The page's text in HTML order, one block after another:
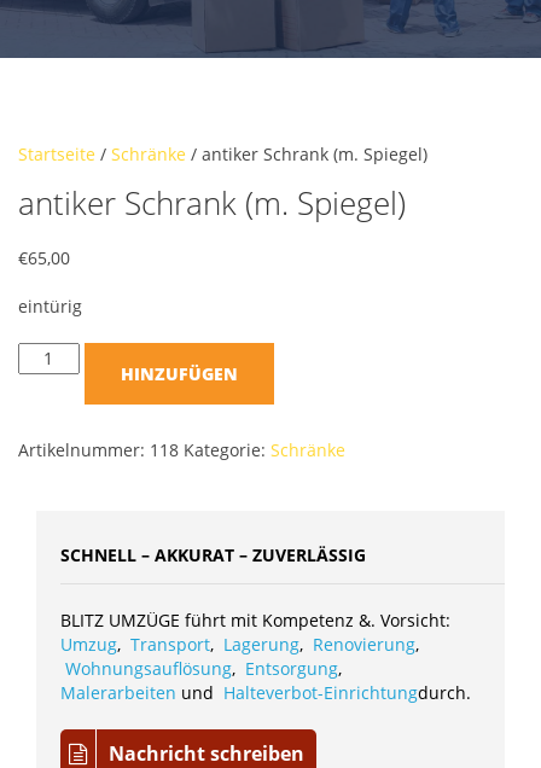
Startseite / Schränke / antiker Schrank (m. Spiegel)
antiker Schrank (m. Spiegel)
€65,00
eintürig
HINZUFÜGEN
Artikelnummer: 118 Kategorie: Schränke
SCHNELL – AKKURAT – ZUVERLÄSSIG
BLITZ UMZÜGE führt mit Kompetenz &. Vorsicht:
Umzug, Transport, Lagerung, Renovierung,
Wohnungsauflösung, Entsorgung,
Malerarbeiten und Halteverbot-Einrichtungdurch.
Nachricht schreiben